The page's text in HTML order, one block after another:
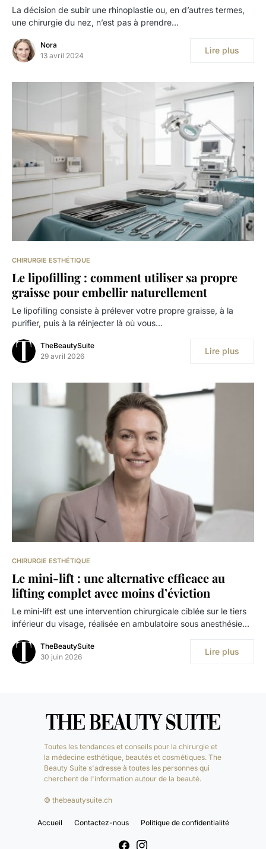
La décision de subir une rhinoplastie ou, en d’autres termes,
une chirurgie du nez, n’est pas à prendre…
Nora
13 avril 2024
Lire plus
CHIRURGIE ESTHÉTIQUE
Le lipofilling : comment utiliser sa propre
graisse pour embellir naturellement
Le lipofilling consiste à prélever votre propre graisse, à la
purifier, puis à la réinjecter là où vous…
TheBeautySuite
29 avril 2026
Lire plus
CHIRURGIE ESTHÉTIQUE
Le mini-lift : une alternative efficace au
lifting complet avec moins d’éviction
Le mini-lift est une intervention chirurgicale ciblée sur le tiers
inférieur du visage, réalisée en ambulatoire sous anesthésie…
TheBeautySuite
30 juin 2026
Lire plus
Toutes les tendances et conseils pour la chirurgie et
la médecine esthétique, beautés et cosmétiques. The
Beauty Suite s'adresse à toutes les personnes qui
cherchent de l'information autour de la beauté.
© thebeautysuite.ch
Accueil Contactez-nous Politique de confidentialité